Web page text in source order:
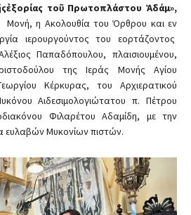
τοῦ Πρωτοπλάστου Ἀδάμ»,
η Ακολουθία του Όρθρου και εν
ιερουργούντος του εορτάζοντος
Παπαδόπουλου, πλαισιουμένου,
της Ιεράς Μονής Αγίου
Κέρκυρας, του Αρχιερατικού
Αιδεσιμολογιώτατου π. Πέτρου
Φιλαρέτου Αδαμίδη, με την
ευλαβών Μυκονίων πιστών.